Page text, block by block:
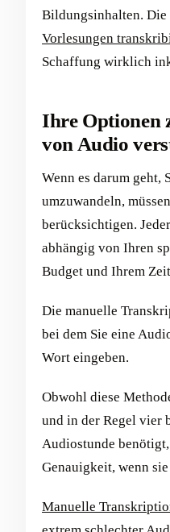
Bildungsinhalten.
Vorlesungen
Schaffung wirklich
Ihre Optionen
von Audio
Wenn es darum geht,
umzuwandeln,
berücksichtigen.
abhängig von Ihren
Budget und Ihrem
Die manuelle
bei dem Sie eine
Wort eingeben.
Obwohl diese
und in der Regel vier
Audiostunde
Genauigkeit, wenn
Manuelle